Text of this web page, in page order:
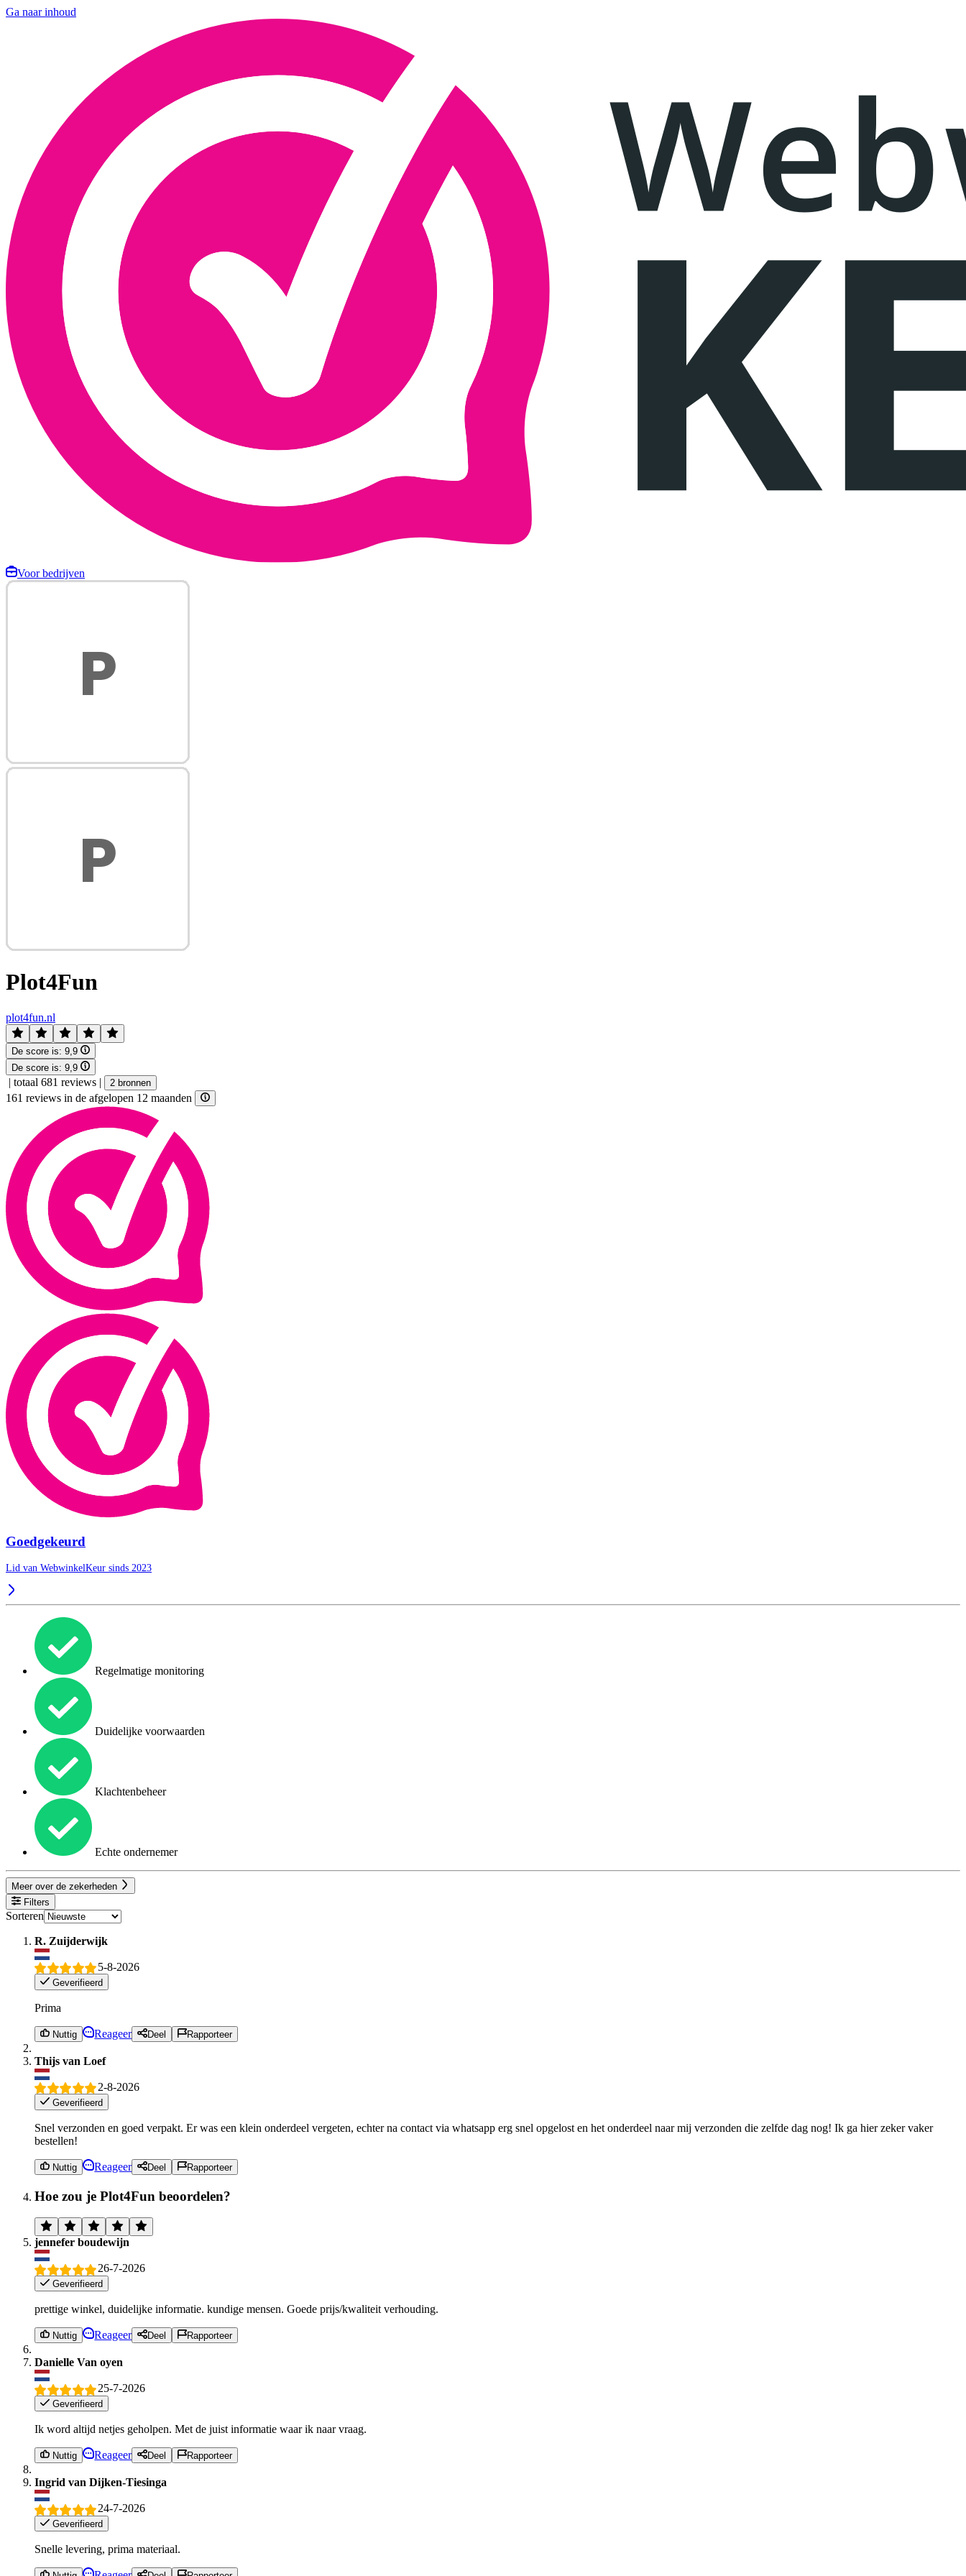
Ga naar inhoud
Voor bedrijven
Plot4Fun
plot4fun.nl
De score is: 9,9
De score is: 9,9
| totaal 681 reviews | 2 bronnen
161 reviews in de afgelopen 12 maanden
Goedgekeurd
Lid van WebwinkelKeur sinds 2023
Regelmatige monitoring
Duidelijke voorwaarden
Klachtenbeheer
Echte ondernemer
Meer over de zekerheden
Filters
Sorteren
R. Zuijderwijk
5-8-2026
Geverifieerd
Prima
Nuttig Reageer Deel Rapporteer
Thijs van Loef
2-8-2026
Geverifieerd
Snel verzonden en goed verpakt. Er was een klein onderdeel vergeten, echter na contact via whatsapp erg snel opgelost en het onderdeel naar mij verzonden die zelfde dag nog! Ik ga hier zeker vaker
bestellen!
Nuttig Reageer Deel Rapporteer
Hoe zou je Plot4Fun beoordelen?
jennefer boudewijn
26-7-2026
Geverifieerd
prettige winkel, duidelijke informatie. kundige mensen. Goede prijs/kwaliteit verhouding.
Nuttig Reageer Deel Rapporteer
Danielle Van oyen
25-7-2026
Geverifieerd
Ik word altijd netjes geholpen. Met de juist informatie waar ik naar vraag.
Nuttig Reageer Deel Rapporteer
Ingrid van Dijken-Tiesinga
24-7-2026
Geverifieerd
Snelle levering, prima materiaal.